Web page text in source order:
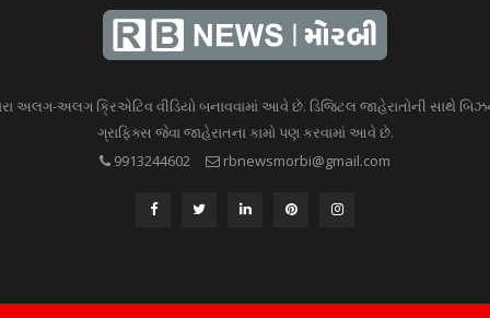
અલગ-અલગ ક્રિએટિવ વીડિયો બનાવવામાં આવે છે. ડિજિટલ જાહેરાતોની સાથે
ગ્રાફિક્સ જેવા જાહેરાતના કામો પણ કરવામાં આવે છે.
9913244602
rbnewsmorbi@gmail.com